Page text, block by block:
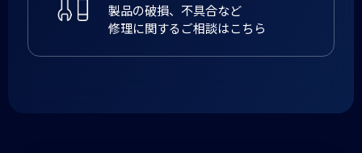
製品の破損、不具合など
修理に関するご相談はこちら